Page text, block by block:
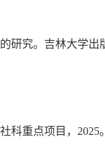
究。吉林大学出
科重点项目，2025。